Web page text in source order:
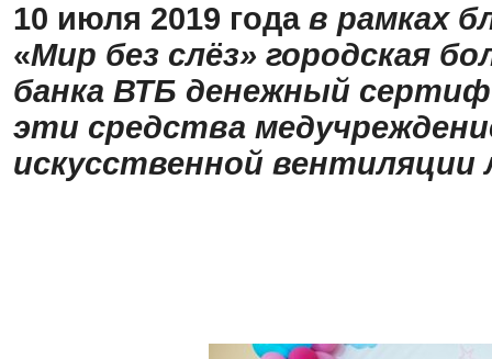
10 июля 2019 года в рамках
«Мир без слёз» городская
банка ВТБ денежный
эти средства
искусственной вентиляции